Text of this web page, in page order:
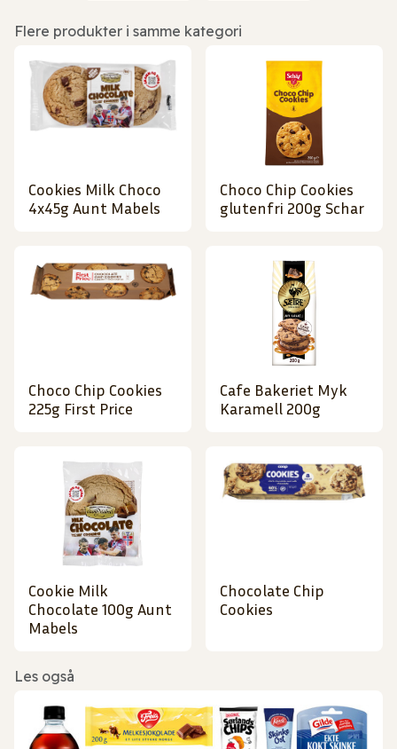
Flere produkter i samme kategori
Cookies Milk Choco
4x45g Aunt Mabels
Choco Chip Cookies
glutenfri 200g Schar
Choco Chip Cookies
225g First Price
Cafe Bakeriet Myk
Karamell 200g
Cookie Milk
Chocolate 100g Aunt
Mabels
Chocolate Chip
Cookies
Les også